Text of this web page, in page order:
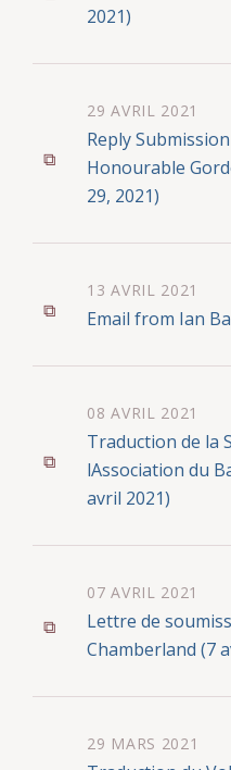
2021)
29 AVRIL 2021
Reply
Honourable
29, 2021)
13 AVRIL 2021
Email from Ian
08 AVRIL 2021
Traduction de la
lAssociation du
avril 2021)
07 AVRIL 2021
Lettre de
Chamberland (7
29 MARS 2021